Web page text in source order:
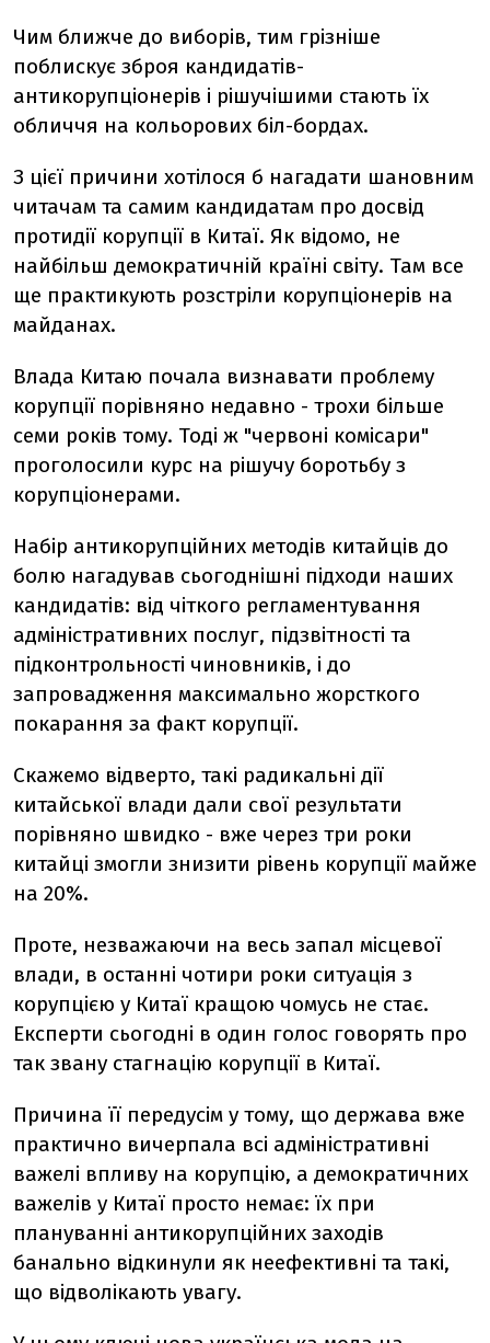
Чим ближче до виборів, тим грізніше
поблискує зброя кандидатів-
антикорупціонерів і рішучішими стають їх
обличчя на кольорових біл-бордах.
З цієї причини хотілося б нагадати шановним
читачам та самим кандидатам про досвід
протидії корупції в Китаї. Як відомо, не
найбільш демократичній країні світу. Там все
ще практикують розстріли корупціонерів на
майданах.
Влада Китаю почала визнавати проблему
корупції порівняно недавно - трохи більше
семи років тому. Тоді ж "червоні комісари"
проголосили курс на рішучу боротьбу з
корупціонерами.
Набір антикорупційних методів китайців до
болю нагадував сьогоднішні підходи наших
кандидатів: від чіткого регламентування
адміністративних послуг, підзвітності та
підконтрольності чиновників, і до
запровадження максимально жорсткого
покарання за факт корупції.
Скажемо відверто, такі радикальні дії
китайської влади дали свої результати
порівняно швидко - вже через три роки
китайці змогли знизити рівень корупції майже
на 20%.
Проте, незважаючи на весь запал місцевої
влади, в останні чотири роки ситуація з
корупцією у Китаї кращою чомусь не стає.
Експерти сьогодні в один голос говорять про
так звану стагнацію корупції в Китаї.
Причина її передусім у тому, що держава вже
практично вичерпала всі адміністративні
важелі впливу на корупцію, а демократичних
важелів у Китаї просто немає: їх при
плануванні антикорупційних заходів
банально відкинули як неефективні та такі,
що відволікають увагу.